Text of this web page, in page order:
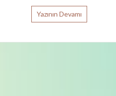
Yazının Devamı